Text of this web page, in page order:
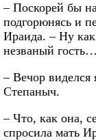
– Поскорей бы
подгорюнясь и
Ираида. – Ну как
незваный
– Вечор
Степаныч.
– Что, как она,
спросила мать